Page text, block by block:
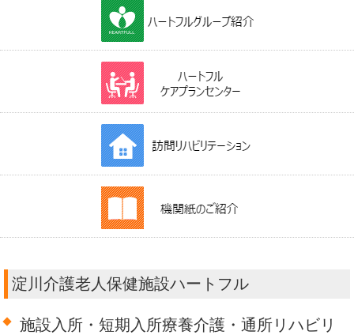
淀川介護老人保健施設ハートフル
施設入所・短期入所療養介護・通所リハビリ